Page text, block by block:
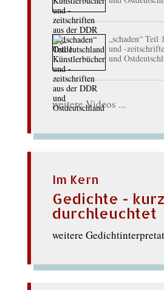
„schaden“ Teil
und -
und
weitere Videos ...
Im Kern
Gedichte - kurz
durchleuchtet
weitere